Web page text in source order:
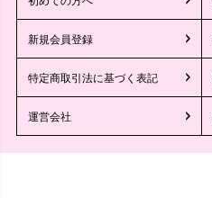
新規会員登録
特定商取引法に基づく表記
運営会社